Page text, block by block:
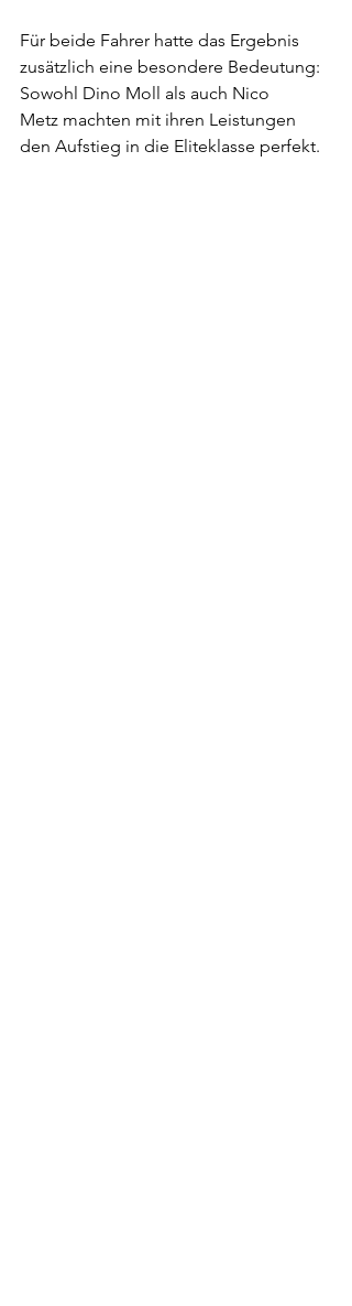
Für beide Fahrer hatte das Ergebnis
zusätzlich eine besondere Bedeutung:
Sowohl Dino Moll als auch Nico
Metz machten mit ihren Leistungen
den Aufstieg in die Eliteklasse perfekt.